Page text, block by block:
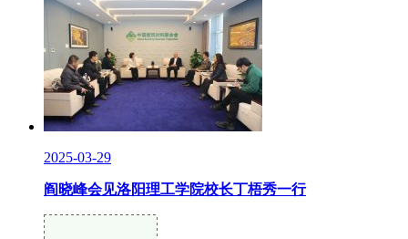
2025-03-29
阎晓峰会见洛阳理工学院校长丁梧秀一行